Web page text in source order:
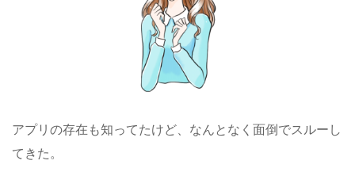
アプリの存在も知ってたけど、なんとなく面倒でスルーし
てきた。